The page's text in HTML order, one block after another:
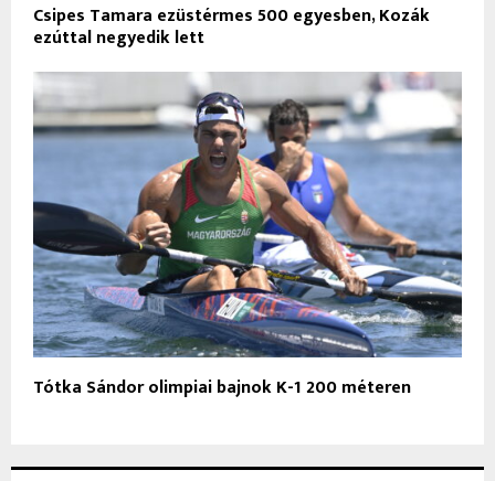
Csipes Tamara ezüstérmes 500 egyesben, Kozák
ezúttal negyedik lett
Tótka Sándor olimpiai bajnok K-1 200 méteren